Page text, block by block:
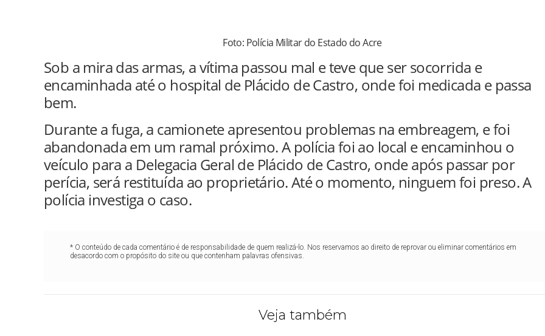
Foto: Polícia Militar do Estado do Acre
Sob a mira das armas, a vítima passou mal e teve que ser socorrida e
encaminhada até o hospital de Plácido de Castro, onde foi medicada e passa
bem.
Durante a fuga, a camionete apresentou problemas na embreagem, e foi
abandonada em um ramal próximo. A polícia foi ao local e encaminhou o
veículo para a Delegacia Geral de Plácido de Castro, onde após passar por
perícia, será restituída ao proprietário. Até o momento, ninguem foi preso. A
polícia investiga o caso.
* O conteúdo de cada comentário é de responsabilidade de quem realizá-lo. Nos reservamos ao direito de reprovar ou eliminar comentários em
desacordo com o propósito do site ou que contenham palavras ofensivas.
Veja também